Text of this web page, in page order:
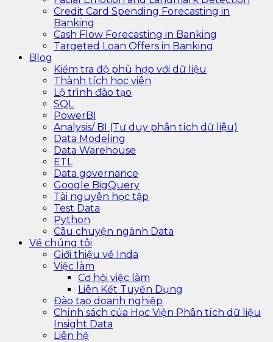
Credit Card Spending Forecasting in
Banking
Cash Flow Forecasting in Banking
Targeted Loan Offers in Banking
Blog
Kiểm tra độ phù hợp với dữ liệu
Thành tích học viên
Lộ trình đào tạo
SQL
PowerBI
Analysis/ BI (Tư duy phân tích dữ liệu)
Data Modeling
Data Warehouse
ETL
Data governance
Google BigQuery
Tài nguyên học tập
Test Data
Python
Câu chuyện ngành Data
Về chúng tôi
Giới thiệu về Inda
Việc làm
Cơ hội việc làm
Liên Kết Tuyển Dụng
Đào tạo doanh nghiệp
Chính sách của Học Viện Phân tích dữ liệu
Insight Data
Liên hệ